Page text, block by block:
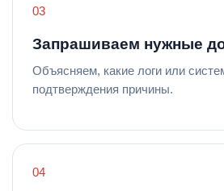
Запрашиваем нужные
Объясняем, какие логи или
подтверждения причины.